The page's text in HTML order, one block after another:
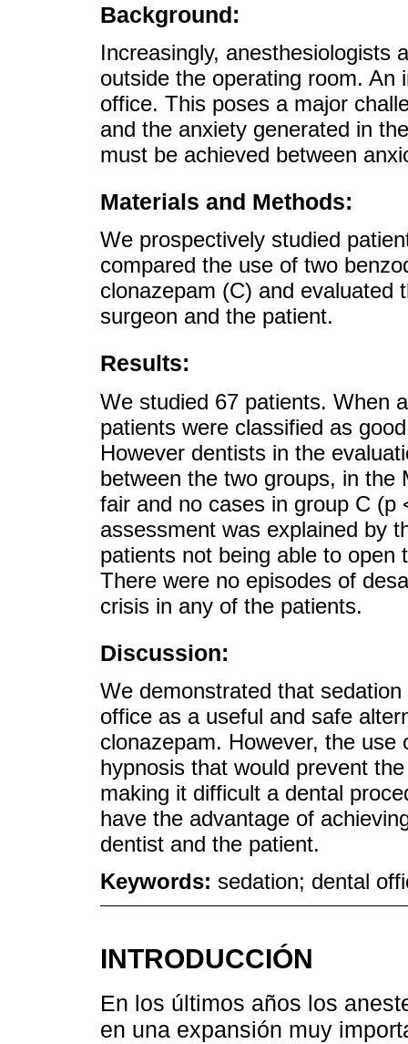
Background:
Increasingly, anesthesiologists
outside the operating room. An
office. This poses a major
and the anxiety generated in
must be achieved between
Materials and Methods:
We prospectively studied
compared the use of two
clonazepam (C) and evaluated
surgeon and the patient.
Results:
We studied 67 patients. When
patients were classified as
However dentists in the
between the two groups, in the
fair and no cases in group C
assessment was explained by
patients not being able to open
There were no episodes of
crisis in any of the patients.
Discussion:
We demonstrated that
office as a useful and safe
clonazepam. However, the
hypnosis that would prevent
making it difficult a dental
have the advantage of
dentist and the patient.
Keywords: sedation; dental
INTRODUCCIÓN
En los últimos años los
en una expansión muy